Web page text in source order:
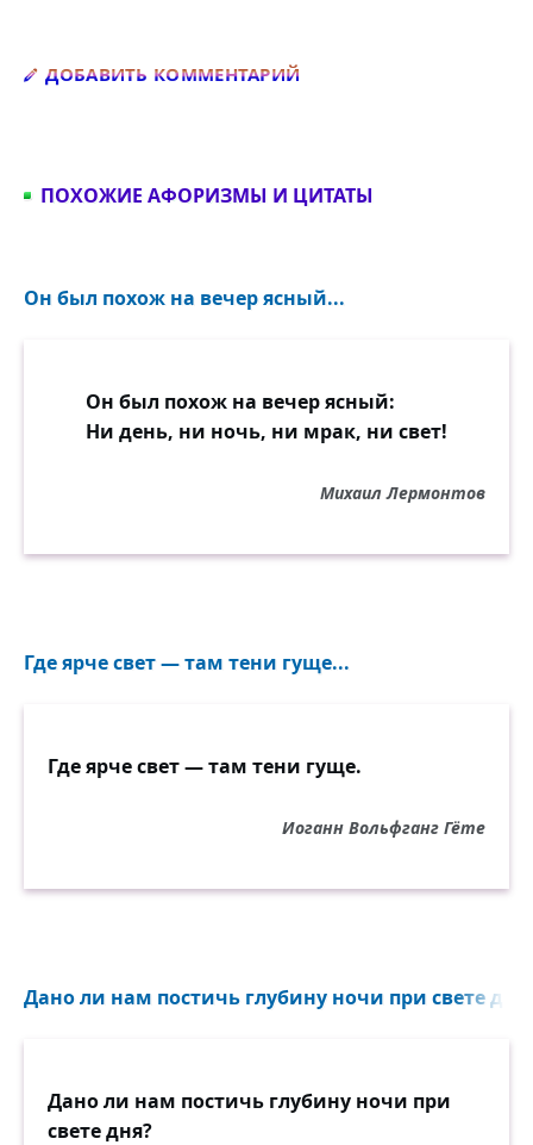
ДОБАВИТЬ КОММЕНТАРИЙ
ПОХОЖИЕ АФОРИЗМЫ И ЦИТАТЫ
Он был похож на вечер ясный...
Он был похож на вечер ясный:
Ни день, ни ночь, ни мрак, ни свет!
Михаил Лермонтов
Где ярче свет — там тени гуще...
Где ярче свет — там тени гуще.
Иоганн Вольфганг Гёте
Дано ли нам постичь глубину ночи при свете
Дано ли нам постичь глубину ночи при
свете дня?